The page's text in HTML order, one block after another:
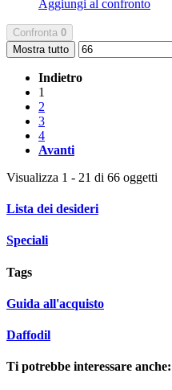
Aggiungi al confronto
Confronta 0
Mostra tutto
Indietro
1
2
3
4
Avanti
Visualizza 1 - 21 di 66 oggetti
Lista dei desideri
Speciali
Tags
Guida all'acquisto
Daffodil
Ti potrebbe interessare anche: